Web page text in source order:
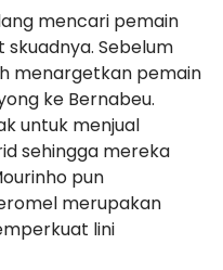
mencari pemain
Sebelum
menargetkan pemain
ke Bernabeu.
untuk menjual
sehingga mereka
pun
merupakan
lini